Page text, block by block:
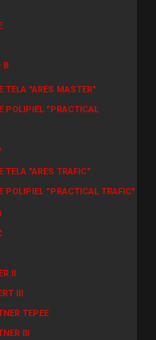
B
TELA "ARES MASTER"
POLIPIEL "PRACTICAL
TELA "ARES TRAFIC"
POLIPIEL "PRACTICAL TRAFIC"
II
III
TEPEE
III